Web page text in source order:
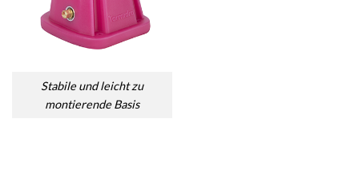
Stabile und leicht zu
montierende Basis